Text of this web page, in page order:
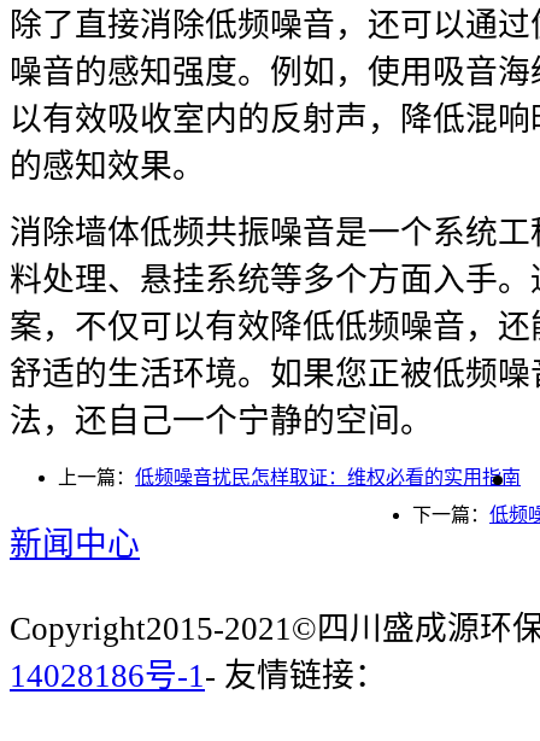
除了直接消除低频噪音，还可以通
噪音的感知强度。例如，使用吸音
以有效吸收室内的反射声，降低混
的感知效果。
消除墙体低频共振噪音是一个系统
料处理、悬挂系统等多个方面入手
案，不仅可以有效降低低频噪音，
舒适的生活环境。如果您正被低频
法，还自己一个宁静的空间。
上一篇： 低频噪音扰民怎样取证：维权必看的实用指南
下一篇： 低频
新闻中心
Copyright2015-2021©四川盛成源环
14028186号-1 - 友情链接：